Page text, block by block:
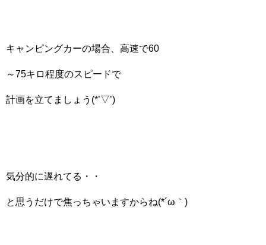
キャンピングカーの場合、高速で60
～75キロ程度のスピードで
計画を立てましょう(*’▽’)
気分的に遅れてる・・
と思うだけで焦っちゃいますからね(*´ω｀)